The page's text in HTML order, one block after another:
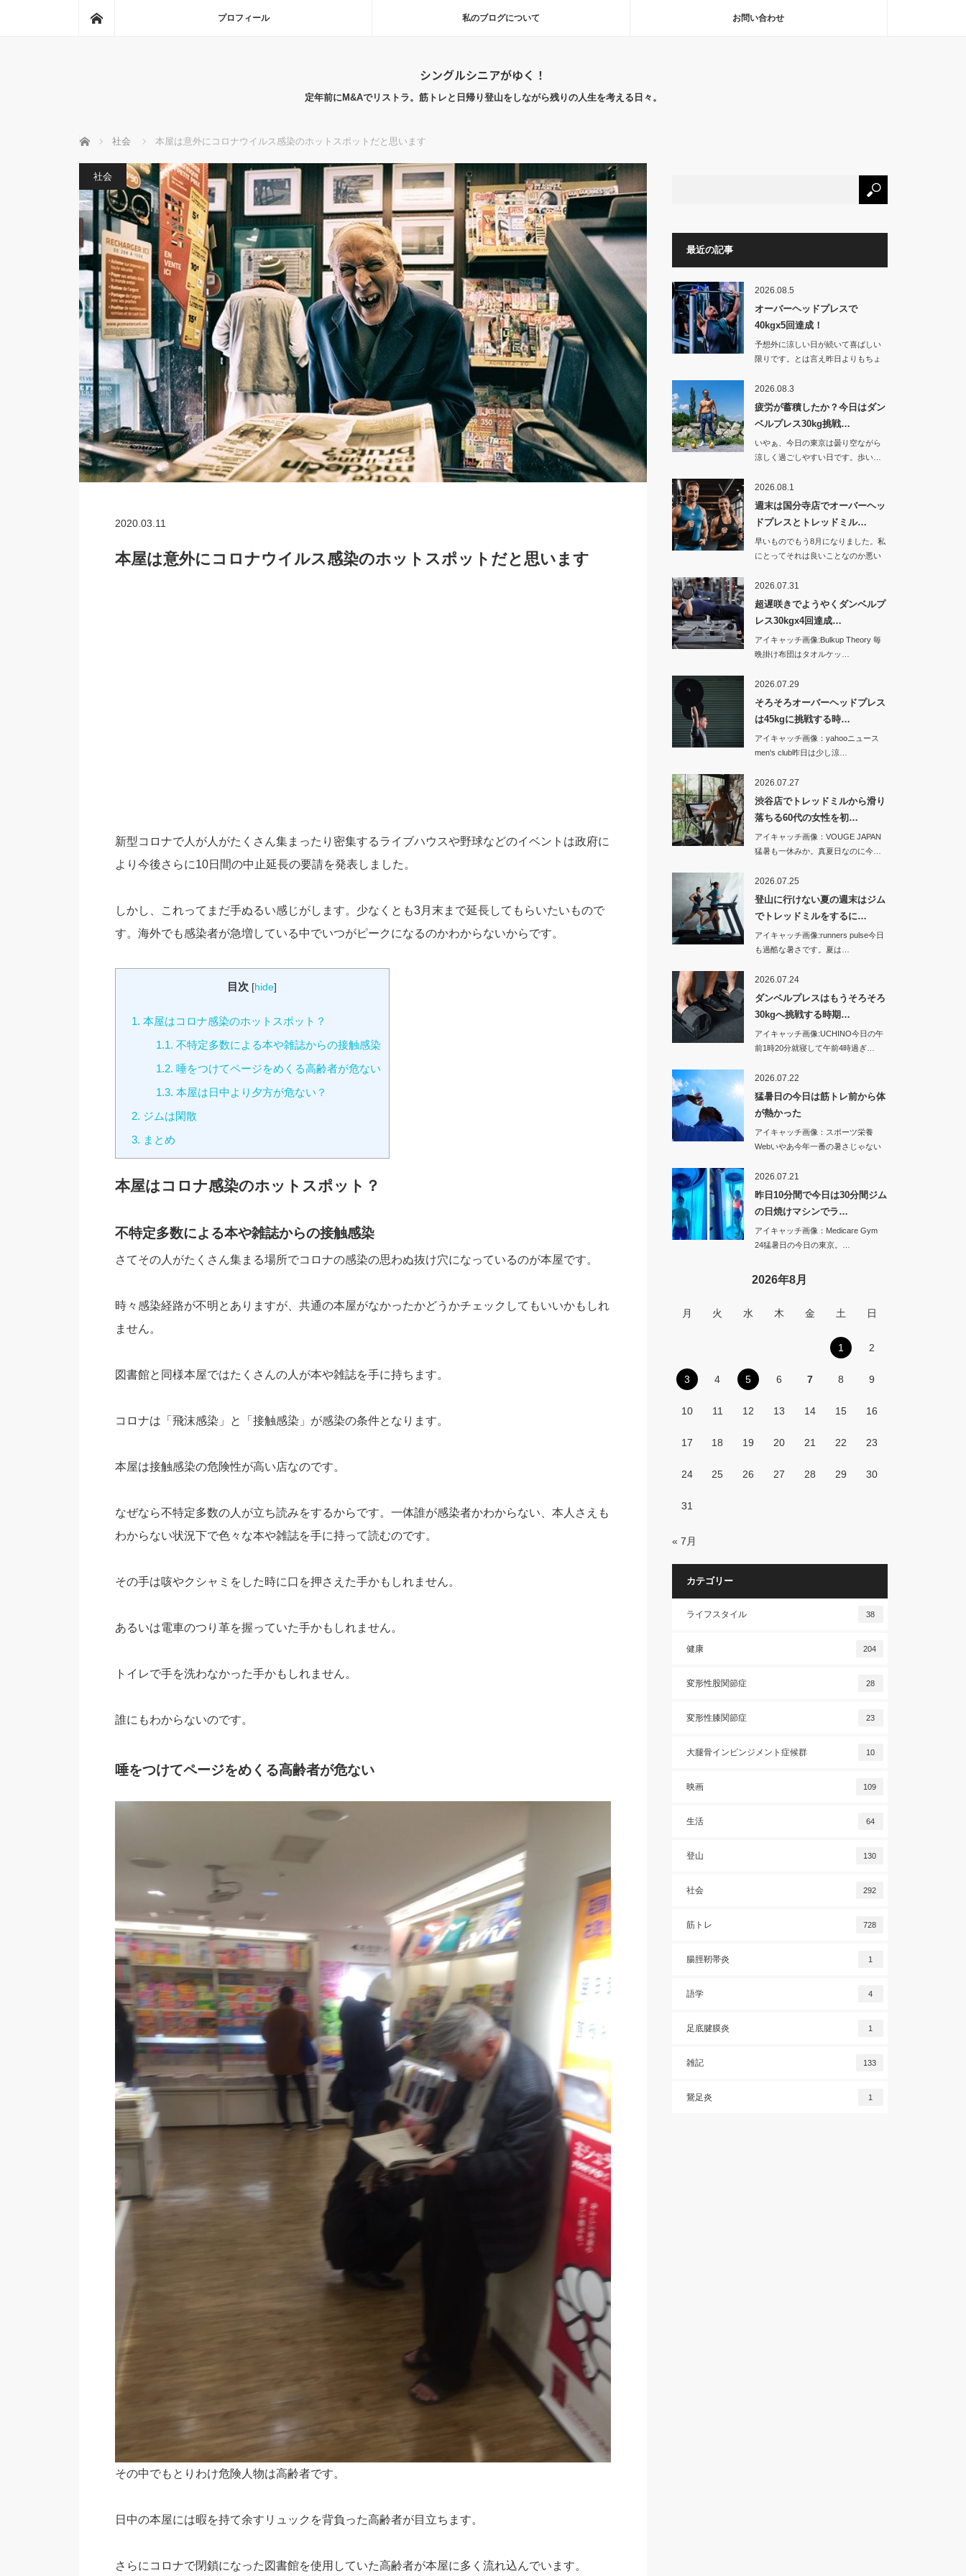
プロフィール 私のブログについて お問い合わせ
シングルシニアがゆく！
定年前にM&Aでリストラ。筋トレと日帰り登山をしながら残りの人生を考える日々。
ホーム 社会 本屋は意外にコロナウイルス感染のホットスポットだと思います
社会
2020.03.11
本屋は意外にコロナウイルス感染のホットスポットだと思います
新型コロナで人が人がたくさん集まったり密集するライブハウスや野球などのイベントは政府に
より今後さらに10日間の中止延長の要請を発表しました。
しかし、これってまだ手ぬるい感じがします。少なくとも3月末まで延長してもらいたいもので
す。海外でも感染者が急増している中でいつがピークになるのかわからないからです。
目次 [hide]
1. 本屋はコロナ感染のホットスポット？
1.1. 不特定多数による本や雑誌からの接触感染
1.2. 唾をつけてページをめくる高齢者が危ない
1.3. 本屋は日中より夕方が危ない？
2. ジムは閑散
3. まとめ
本屋はコロナ感染のホットスポット？
不特定多数による本や雑誌からの接触感染
さてその人がたくさん集まる場所でコロナの感染の思わぬ抜け穴になっているのが本屋です。
時々感染経路が不明とありますが、共通の本屋がなかったかどうかチェックしてもいいかもしれ
ません。
図書館と同様本屋ではたくさんの人が本や雑誌を手に持ちます。
コロナは「飛沫感染」と「接触感染」が感染の条件となります。
本屋は接触感染の危険性が高い店なのです。
なぜなら不特定多数の人が立ち読みをするからです。一体誰が感染者かわからない、本人さえも
わからない状況下で色々な本や雑誌を手に持って読むのです。
その手は咳やクシャミをした時に口を押さえた手かもしれません。
あるいは電車のつり革を握っていた手かもしれません。
トイレで手を洗わなかった手かもしれません。
誰にもわからないのです。
唾をつけてページをめくる高齢者が危ない
その中でもとりわけ危険人物は高齢者です。
日中の本屋には暇を持て余すリュックを背負った高齢者が目立ちます。
さらにコロナで閉鎖になった図書館を使用していた高齢者が本屋に多く流れ込んでいます。
最近の記事
2026.08.5
オーバーヘッドプレスで
40kgx5回達成！
予想外に涼しい日が続いて喜ばしい
限りです。とは言え昨日よりもちょ
2026.08.3
疲労が蓄積したか？今日はダン
ベルプレス30kg挑戦…
いやぁ、今日の東京は曇り空ながら
涼しく過ごしやすい日です。歩い…
2026.08.1
週末は国分寺店でオーバーヘッ
ドプレスとトレッドミル…
早いものでもう8月になりました。私
にとってそれは良いことなのか悪い
2026.07.31
超遅咲きでようやくダンベルプ
レス30kgx4回達成…
アイキャッチ画像:Bulkup Theory 毎
晩掛け布団はタオルケッ…
2026.07.29
そろそろオーバーヘッドプレス
は45kgに挑戦する時…
アイキャッチ画像：yahooニュース
men's club昨日は少し涼…
2026.07.27
渋谷店でトレッドミルから滑り
落ちる60代の女性を初…
アイキャッチ画像：VOUGE JAPAN
猛暑も一休みか。真夏日なのに今…
2026.07.25
登山に行けない夏の週末はジム
でトレッドミルをするに…
アイキャッチ画像:runners pulse今日
も過酷な暑さです。夏は…
2026.07.24
ダンベルプレスはもうそろそろ
30kgへ挑戦する時期…
アイキャッチ画像:UCHINO今日の午
前1時20分就寝して午前4時過ぎ…
2026.07.22
猛暑日の今日は筋トレ前から体
が熱かった
アイキャッチ画像：スポーツ栄養
Webいやあ今年一番の暑さじゃない
2026.07.21
昨日10分間で今日は30分間ジム
の日焼けマシンでラ…
アイキャッチ画像：Medicare Gym
24猛暑日の今日の東京。…
2026年8月
月 火 水 木 金 土 日
1 2
3 4 5 6 7 8 9
10 11 12 13 14 15 16
17 18 19 20 21 22 23
24 25 26 27 28 29 30
31
« 7月
カテゴリー
ライフスタイル 38
健康 204
変形性股関節症 28
変形性膝関節症 23
大腿骨インピンジメント症候群 10
映画 109
生活 64
登山 130
社会 292
筋トレ 728
腸脛靭帯炎 1
語学 4
足底腱膜炎 1
雑記 133
鵞足炎 1